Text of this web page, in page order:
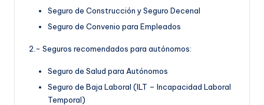
Seguro de Construcción y Seguro Decenal
Seguro de Convenio para Empleados
2.- Seguros recomendados para autónomos:
Seguro de Salud para Autónomos
Seguro de Baja Laboral (ILT – Incapacidad Laboral
Temporal)